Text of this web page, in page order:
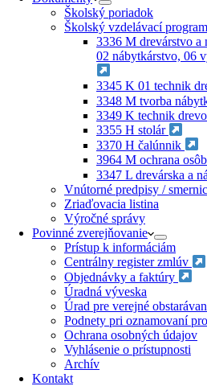
Školský poriadok
Školský vzdelávací
3336 M drevárstvo a
02 nábytkárstvo, 06
3345 K 01 technik
3348 M tvorba
3349 K technik
3355 H stolár
3370 H čalúnnik
3964 M ochrana
3347 L drevárska a
Vnútorné predpisy /
Zriaďovacia listina
Výročné správy
Povinné zverejňovanie
Prístup k informáciám
Centrálny register zmlúv
Objednávky a faktúry
Úradná výveska
Úrad pre verejné
Podnety pri oznamovaní
Ochrana osobných údajov
Vyhlásenie o prístupnosti
Archív
Kontakt